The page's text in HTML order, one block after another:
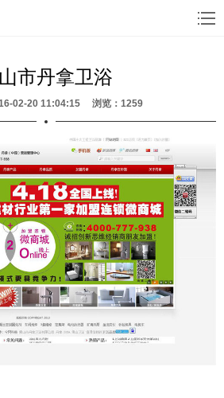
市丹拿卫浴
02-20 11:04:15 浏览：1259